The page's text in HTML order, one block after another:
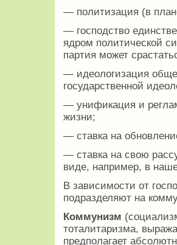
— политизация (в
— господство
ядром политической
партия может
— идеологизация
государственной
— унификация и
жизни;
— ставка на
— ставка на свою
виде, например, в
В зависимости от
подразделяют на
Коммунизм
тоталитаризма,
предполагает